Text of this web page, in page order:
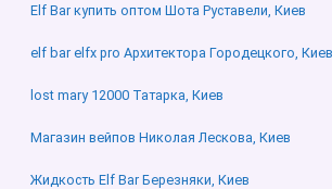
Elf Bar купить оптом Шота Руставели, Киев
elf bar elfx pro Архитектора Городецкого, Киев
lost mary 12000 Татарка, Киев
Магазин вейпов Николая Лескова, Киев
Жидкость Elf Bar Березняки, Киев